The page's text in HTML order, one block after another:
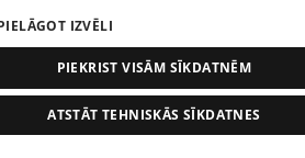
pirms 3 mēnešiem
Veselības sākas ar
justos labi?
13. epizode
IZVĒLI
PIEKRIST VISĀM SĪKDATNĒM
ATSTĀT TEHNISKĀS SĪKDATNES